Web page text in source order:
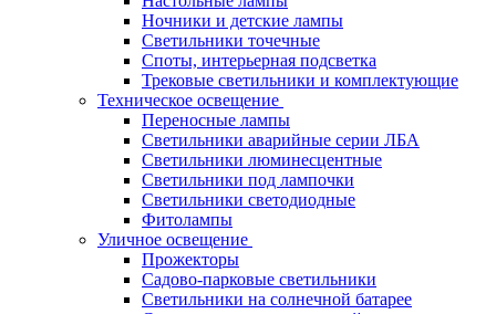
Ночники и детские лампы
Светильники точечные
Споты, интерьерная подсветка
Трековые светильники и комплектующие
Техническое освещение
Переносные лампы
Светильники аварийные серии ЛБА
Светильники люминесцентные
Светильники под лампочки
Светильники светодиодные
Фитолампы
Уличное освещение
Прожекторы
Садово-парковые светильники
Светильники на солнечной батарее